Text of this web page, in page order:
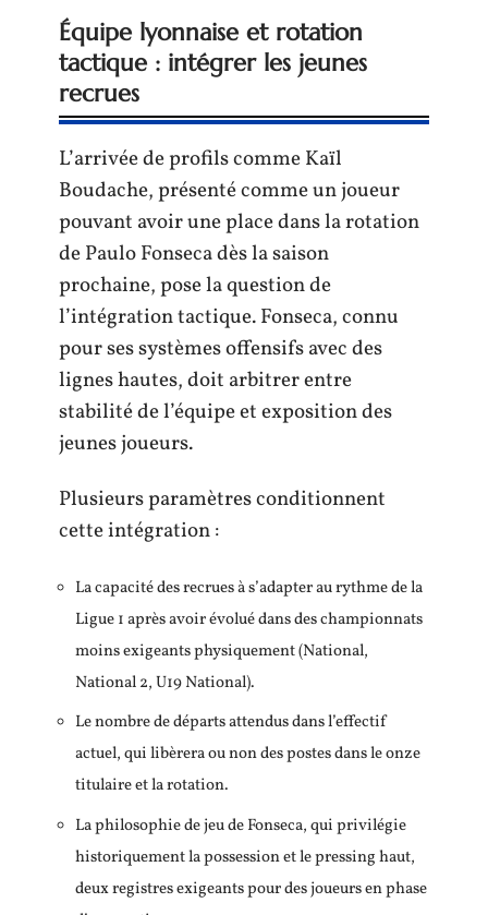
Équipe lyonnaise et rotation
tactique : intégrer les jeunes
recrues
L’arrivée de profils comme Kaïl
Boudache, présenté comme un joueur
pouvant avoir une place dans la rotation
de Paulo Fonseca dès la saison
prochaine, pose la question de
l’intégration tactique. Fonseca, connu
pour ses systèmes offensifs avec des
lignes hautes, doit arbitrer entre
stabilité de l’équipe et exposition des
jeunes joueurs.
Plusieurs paramètres conditionnent
cette intégration :
La capacité des recrues à s’adapter au rythme de la
Ligue 1 après avoir évolué dans des championnats
moins exigeants physiquement (National,
National 2, U19 National).
Le nombre de départs attendus dans l’effectif
actuel, qui libèrera ou non des postes dans le onze
titulaire et la rotation.
La philosophie de jeu de Fonseca, qui privilégie
historiquement la possession et le pressing haut,
deux registres exigeants pour des joueurs en phase